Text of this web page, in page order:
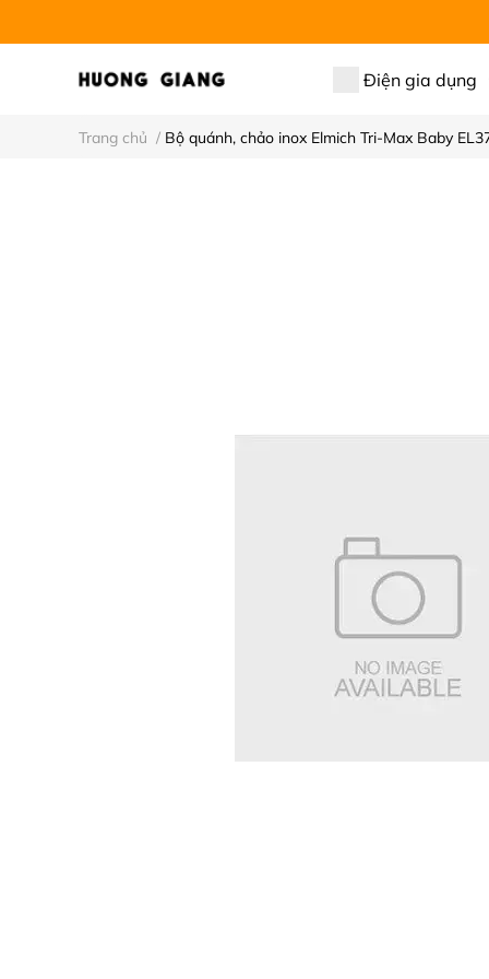
Điện gia dụng
Trang chủ / Bộ quánh, chảo inox Elmich Tri-Max Baby